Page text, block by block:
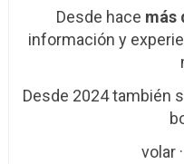
Desde hace más
información y
Desde 2024 también
volar